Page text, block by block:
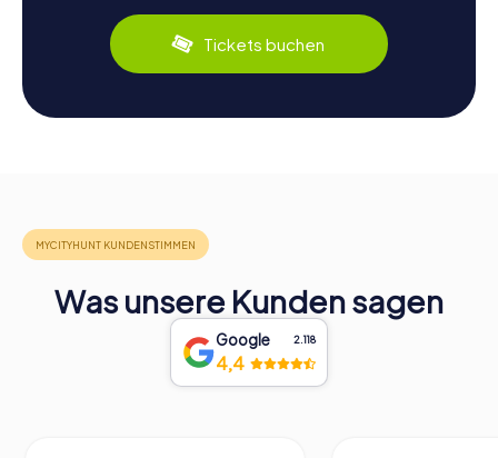
Tickets buchen
Was unsere Kunden sagen
Google 2.118
4,4